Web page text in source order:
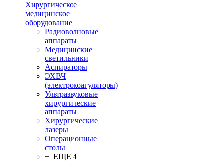
Хирургическое
медицинское
оборудование
Радиоволновые
аппараты
Медицинские
светильники
Аспираторы
ЭХВЧ
(электрокоагуляторы)
Ультразвуковые
хирургические
аппараты
Хирургические
лазеры
Операционные
столы
+ ЕЩЕ 4